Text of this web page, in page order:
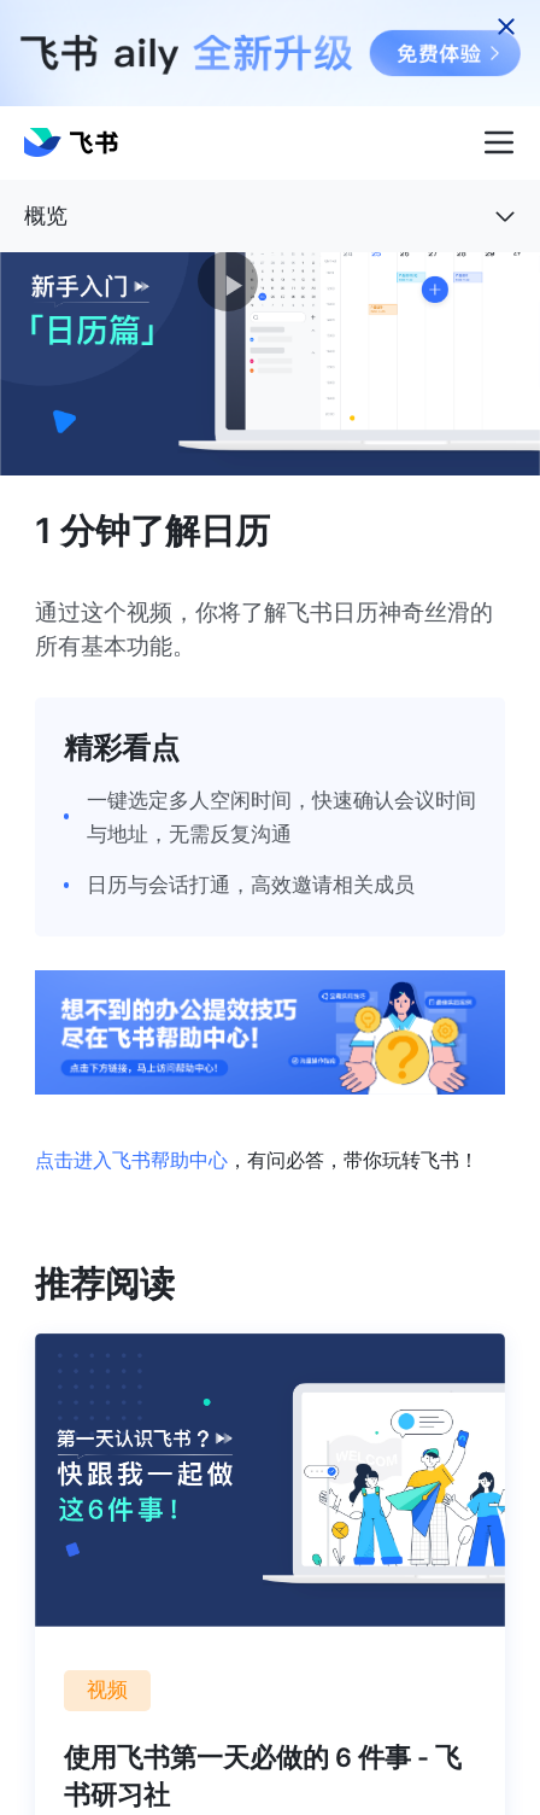
概览
1 分钟了解日历
通过这个视频，你将了解飞书日历神奇丝滑的
所有基本功能。
精彩看点
一键选定多人空闲时间，快速确认会议时间
与地址，无需反复沟通
日历与会话打通，高效邀请相关成员
点击进入飞书帮助中心，有问必答，带你玩转飞书！
推荐阅读
视频
使用飞书第一天必做的 6 件事 - 飞
书研习社